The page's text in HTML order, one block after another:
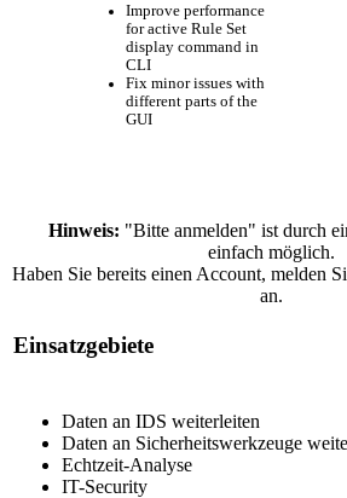
Improve performance
for active Rule Set
display command in
CLI
Fix minor issues with
different parts of the
GUI
Hinweis: "Bitte anmelden" ist durch
einfach möglich.
Haben Sie bereits einen Account, melden
an.
Einsatzgebiete
Daten an IDS weiterleiten
Daten an Sicherheitswerkzeuge
Echtzeit-Analyse
IT-Security